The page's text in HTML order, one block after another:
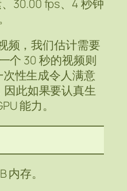
30.00 fps、4 秒钟
频，我们估计需要
个 30 秒的视频则
性生成令人满意
此如果要认真生
能力。
内存。